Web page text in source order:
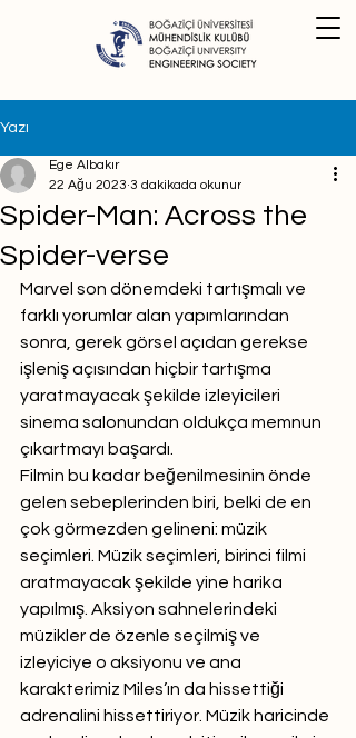
Yazı
Spider-Man: Across the
Spider-verse
Ege Albakır
22 Ağu 2023 3 dakikada okunur
Marvel son dönemdeki tartışmalı ve
farklı yorumlar alan yapımlarından
sonra, gerek görsel açıdan gerekse
işleniş açısından hiçbir tartışma
yaratmayacak şekilde izleyicileri
sinema salonundan oldukça memnun
çıkartmayı başardı.
Filmin bu kadar beğenilmesinin önde
gelen sebeplerinden biri, belki de en
çok görmezden gelineni: müzik
seçimleri. Müzik seçimleri, birinci filmi
aratmayacak şekilde yine harika
yapılmış. Aksiyon sahnelerindeki
müzikler de özenle seçilmiş ve
izleyiciye o aksiyonu ve ana
karakterimiz Miles’ın da hissettiği
adrenalini hissettiriyor. Müzik haricinde